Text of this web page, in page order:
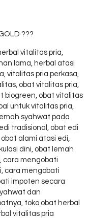
???
vitalitas pria,
lama, herbal atasi
vitalitas pria perkasa,
obat vitalitas pria,
biogreen, obat vitalitas
untuk vitalitas pria,
syahwat pada
tradisional, obat edi
alami atasi edi,
dini, obat lemah
cara mengobati
cara mengobati
impoten secara
dan
toko obat herbal
vitalitas pria